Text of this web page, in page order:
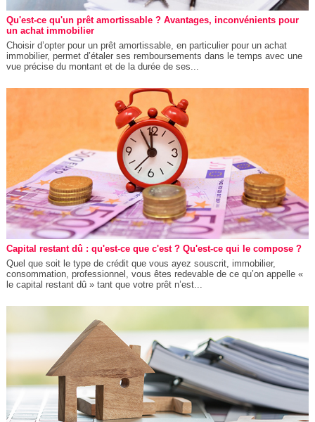
Qu'est-ce qu'un prêt amortissable ? Avantages, inconvénients pour
un achat immobilier
Choisir d’opter pour un prêt amortissable, en particulier pour un achat
immobilier, permet d’étaler ses remboursements dans le temps avec une
vue précise du montant et de la durée de ses...
Capital restant dû : qu'est-ce que c'est ? Qu'est-ce qui le compose ?
Quel que soit le type de crédit que vous ayez souscrit, immobilier,
consommation, professionnel, vous êtes redevable de ce qu’on appelle «
le capital restant dû » tant que votre prêt n’est...